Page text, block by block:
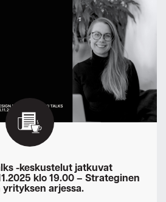
-keskustelut jatkuvat
klo 19.00 – Strateginen
arjessa.